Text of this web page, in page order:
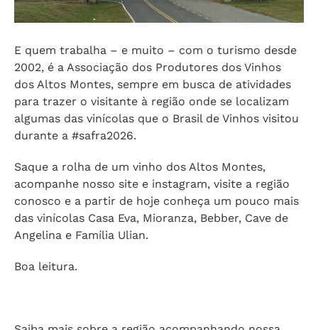
E quem trabalha – e muito – com o turismo desde
2002, é a Associação dos Produtores dos Vinhos
dos Altos Montes, sempre em busca de atividades
para trazer o visitante à região onde se localizam
algumas das vinícolas que o Brasil de Vinhos visitou
durante a #safra2026.
Saque a rolha de um vinho dos Altos Montes,
acompanhe nosso site e instagram, visite a região
conosco e a partir de hoje conheça um pouco mais
das vinícolas Casa Eva, Mioranza, Bebber, Cave de
Angelina e Família Ulian.
Boa leitura.